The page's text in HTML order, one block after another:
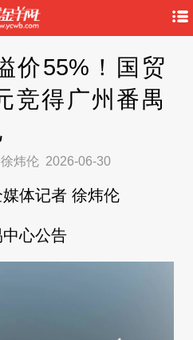
价55%！国贸
竞得广州番禺
炜伦 2026-06-30
体记者 徐炜伦
心公告